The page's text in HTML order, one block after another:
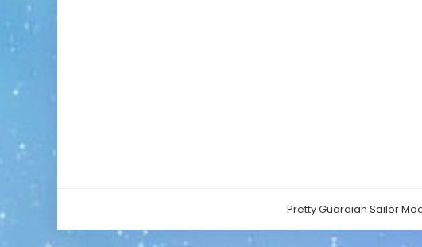
Pretty Guardian Sailor